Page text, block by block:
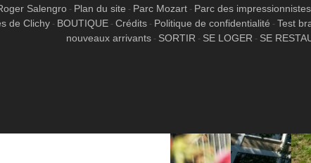
Salengro Plan du site Parc Mozart Parc des impressionnistes
de Clichy BOUTIQUE Crédits Politique de confidentialité Test
nouveaux arrivants
SORTIR SE LOGER SE